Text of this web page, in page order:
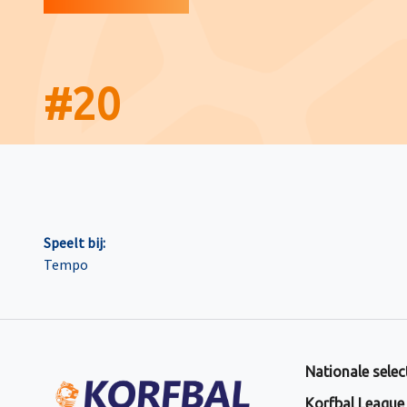
#20
Speelt bij:
Tempo
Nationale
Korfbal League